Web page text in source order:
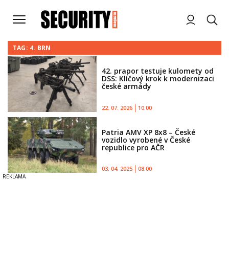
TAG: 4. BRN
42. prapor testuje kulomety od
DSS: Klíčový krok k modernizaci
české armády
22. 07. 2026 10:00
Patria AMV XP 8x8 – České
vozidlo vyrobené v České
republice pro AČR
03. 04. 2025 08:00